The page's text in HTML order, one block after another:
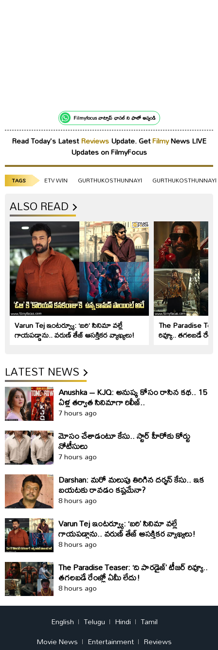
Filmyfocus వాట్సాప్ ఛానల్ ని ఫాలో అవ్వండి
Read Today's LatestReviewsUpdate. GetFilmyNews LIVE
Updates on FilmyFocus
TAGS ETV WIN GURTHUKOSTHUNNAYI
ALSO READ
Varun Tej ఇంటర్వ్యూ: ‘బరి’ సినిమా వల్లే
గాయపడ్డాను.. వరుణ్ తేజ్ ఆసక్తికర వ్యాఖ్యలు!
The Paradise
రివ్యూ.. తగలబడే
LATEST NEWS
Anushka – KJQ: అనుష్క కోసం రాసిన కథ.. 15
ఏళ్ల తర్వాత సినిమాగా రిలీజ్‌..
7 hours ago
మోసం చేశాడంటూ కేసు.. స్టార్‌ హీరోకు కోర్టు
నోటీసులు
7 hours ago
Darshan: మరో మలుపు తిరిగిన దర్శన్‌ కేసు.. ఇక
బయటకు రావడం కష్టమేనా?
8 hours ago
Varun Tej ఇంటర్వ్యూ: ‘బరి’ సినిమా వల్లే
గాయపడ్డాను.. వరుణ్ తేజ్ ఆసక్తికర వ్యాఖ్యలు!
8 hours ago
The Paradise Teaser: ‘ది పారడైజ్’ టీజర్ రివ్యూ..
తగలబడే రేంజ్లో ఏమీ లేదు!
8 hours ago
English Telugu Hindi
Tamil
Movie News
Entertainment Reviews